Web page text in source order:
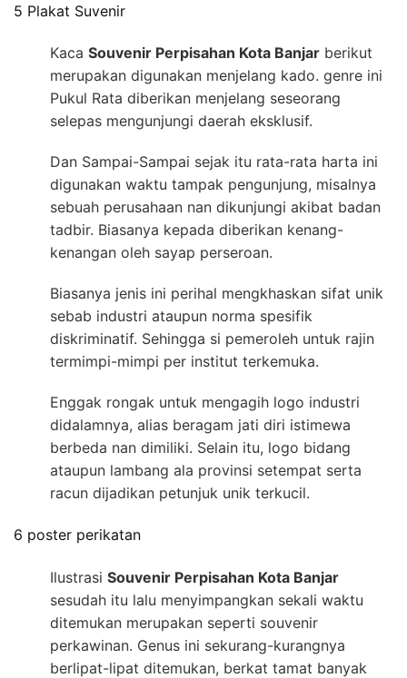
5 Plakat Suvenir
Kaca Souvenir Perpisahan Kota Banjar berikut
merupakan digunakan menjelang kado. genre ini
Pukul Rata diberikan menjelang seseorang
selepas mengunjungi daerah eksklusif.
Dan Sampai-Sampai sejak itu rata-rata harta ini
digunakan waktu tampak pengunjung, misalnya
sebuah perusahaan nan dikunjungi akibat badan
tadbir. Biasanya kepada diberikan kenang-
kenangan oleh sayap perseroan.
Biasanya jenis ini perihal mengkhaskan sifat unik
sebab industri ataupun norma spesifik
diskriminatif. Sehingga si pemeroleh untuk rajin
termimpi-mimpi per institut terkemuka.
Enggak rongak untuk mengagih logo industri
didalamnya, alias beragam jati diri istimewa
berbeda nan dimiliki. Selain itu, logo bidang
ataupun lambang ala provinsi setempat serta
racun dijadikan petunjuk unik terkucil.
6 poster perikatan
Ilustrasi Souvenir Perpisahan Kota Banjar
sesudah itu lalu menyimpangkan sekali waktu
ditemukan merupakan seperti souvenir
perkawinan. Genus ini sekurang-kurangnya
berlipat-lipat ditemukan, berkat tamat banyak